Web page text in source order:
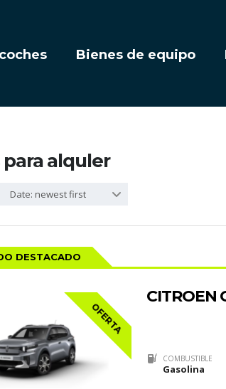
Bienes de equipo
para alquler
Date: newest first
DESTACADO
OFERTA
CITROEN
COMBUSTIBLE
Gasolina